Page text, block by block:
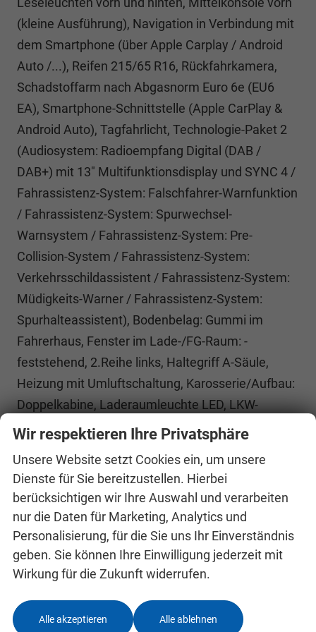
(kleine Ausführung), Navigation in Verbindung mit
dem Smartphone (über Apple Carplay / Android
Auto /...), Reifen 215/65 R16, Rückfahrkamera,
Schadstoffarm nach Abgasnorm Euro 6e (EU6
EA), Smartphone-Schnittstelle (Apple CarPlay &
Android Auto), Tagfahrlicht, Technologie-Paket 2
(Audiosystem: Radioempfang Digital (DAB /
DAB+) mit 13" Multifunktionsdisplay und SYNC 4 /
Fahrassistenz-System: Falschfahrer-Warnfunktion
/ Fahrassistenz-System: Spurwechsel-
Warnsystem / Fahrassistenz-System: Pre-
Collision-System / Fahrassistenz-System:
Verkehrsschildassistent / Fahrassistenz-System:
Müdigkeits-Warner / Fahrassistenz-System:
Spurhalteassistent), Bodenbelag: Gummi im
Fahrerhaus, Fenster im Lade-/FG-Raum: -
feststehend, 2.Reihe links, Haltegriff A-Säule,
Heizung mit Umluftschaltung, Karosserie/Aufbau:
Doppelkabine, Laderaumleuchte LED, LKW-
Zulassung, Motor 2,0 Ltr. - 100 kW EcoBlue KAT,
Power KeyFree-Startfunktion, Radstand 3100 mm,
Schiebetür Lade-/Fahrgastraum rechts,
Schmutzfänger hinten, Schmutzfänger vorn,
Stahlfelgen 6,5x16, Stoßfänger teillackiert, Zul.
Gesamtgewicht 3,20 t, USB-Schnittstelle, Anti-
Blockier-System (ABS), Fahrassistenz-System:
Notbrems-Assistent, Antriebsart: Frontantrieb,
Traktionskontrolle, Getriebe 6-Gang,
Wir respektieren Ihre Privatsphäre
Unsere Website setzt Cookies ein, um unsere
Dienste für Sie bereitzustellen. Hierbei
berücksichtigen wir Ihre Auswahl und verarbeiten
nur die Daten für Marketing, Analytics und
Personalisierung, für die Sie uns Ihr Einverständnis
geben. Sie können Ihre Einwilligung jederzeit mit
Wirkung für die Zukunft widerrufen.
Alle akzeptieren Alle ablehnen